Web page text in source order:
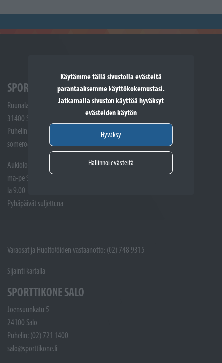
Käytämme tällä sivustolla evästeitä
parantaaksemme käyttökokemustasi.
Jatkamalla sivuston käyttöä hyväksyt
evästeiden käytön
Hyväksy
Hallinnoi evästeitä
SPORTTIKONE SOMERO
Ruunalantie 5
31400 Somero
Puhelin: (02) 748 9300
somero@sporttikone.fi
Aukioloajat
ma-pe 9.00 - 17.00
la 9.00 - 14.00
Pyhäpäivät suljettuna
Varaosat ja Huoltotöiden vastaanotto: (02) 748 9315
Sijainti kartalla
SPORTTIKONE SALO
Joensuunkatu 5
24100 Salo
Puhelin: (02) 721 1400
salo@sporttikone.fi